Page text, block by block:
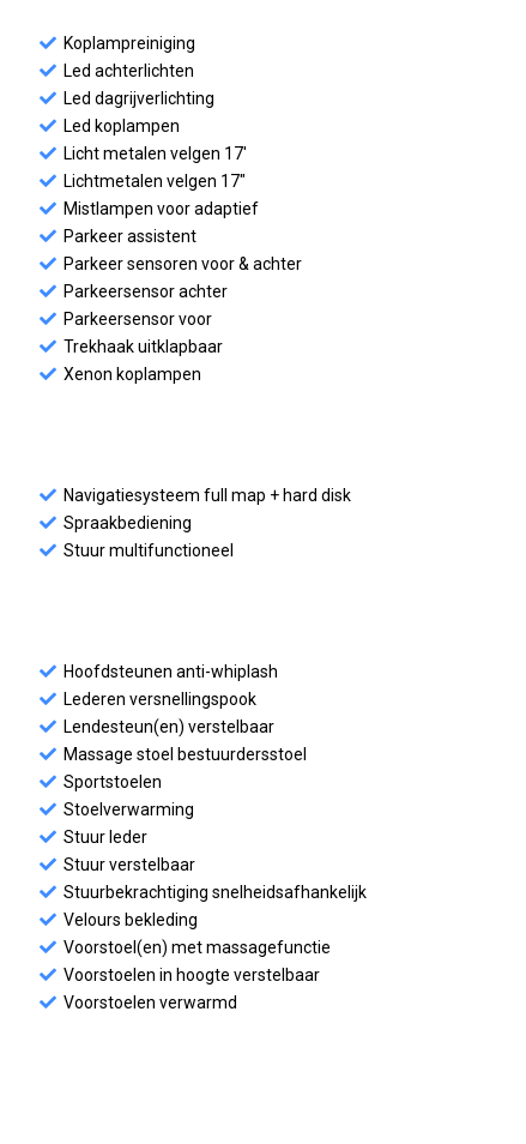
Koplampreiniging
Led achterlichten
Led dagrijverlichting
Led koplampen
Licht metalen velgen 17'
Lichtmetalen velgen 17"
Mistlampen voor adaptief
Parkeer assistent
Parkeer sensoren voor & achter
Parkeersensor achter
Parkeersensor voor
Trekhaak uitklapbaar
Xenon koplampen
Navigatiesysteem full map + hard disk
Spraakbediening
Stuur multifunctioneel
Hoofdsteunen anti-whiplash
Lederen versnellingspook
Lendesteun(en) verstelbaar
Massage stoel bestuurdersstoel
Sportstoelen
Stoelverwarming
Stuur leder
Stuur verstelbaar
Stuurbekrachtiging snelheidsafhankelijk
Velours bekleding
Voorstoel(en) met massagefunctie
Voorstoelen in hoogte verstelbaar
Voorstoelen verwarmd